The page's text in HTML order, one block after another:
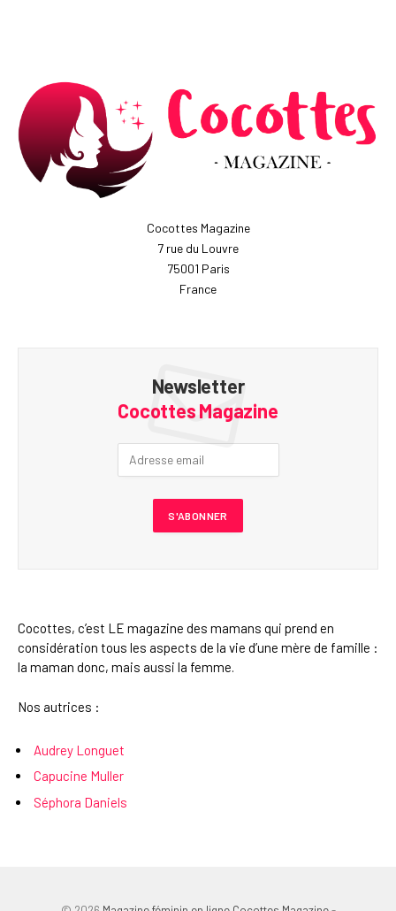
Cocottes Magazine
7 rue du Louvre
75001 Paris
France
Newsletter
Cocottes Magazine
Cocottes, c’est LE magazine des mamans qui prend en
considération tous les aspects de la vie d’une mère de famille :
la maman donc, mais aussi la femme.
Nos autrices :
Audrey Longuet
Capucine Muller
Séphora Daniels